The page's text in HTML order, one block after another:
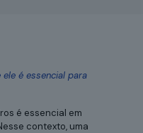
é essencial para
é essencial em
contexto, uma